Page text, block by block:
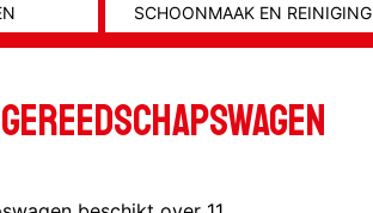
SCHOONMAAK EN REINIGING
Gereedschapswagen